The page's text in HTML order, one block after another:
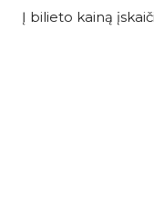
Į bilieto kainą